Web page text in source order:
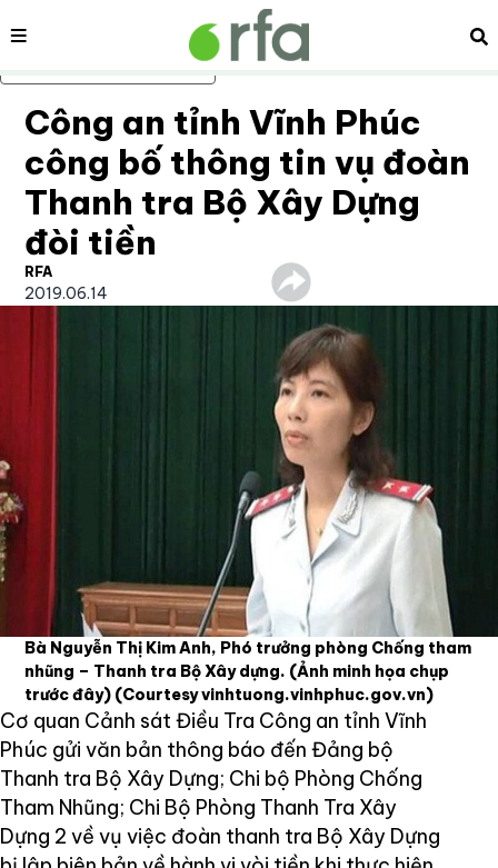
Bỏ qua nội dung chính
Nội dung
Công an tỉnh Vĩnh Phúc
công bố thông tin vụ đoàn
Thanh tra Bộ Xây Dựng
đòi tiền
RFA
2019.06.14
Bà Nguyễn Thị Kim Anh, Phó trưởng phòng Chống tham
nhũng – Thanh tra Bộ Xây dựng. (Ảnh minh họa chụp
trước đây) (Courtesy vinhtuong.vinhphuc.gov.vn)
Cơ quan Cảnh sát Điều Tra Công an tỉnh Vĩnh
Phúc gửi văn bản thông báo đến Đảng bộ
Thanh tra Bộ Xây Dựng; Chi bộ Phòng Chống
Tham Nhũng; Chi Bộ Phòng Thanh Tra Xây
Dựng 2 về vụ việc đoàn thanh tra Bộ Xây Dựng